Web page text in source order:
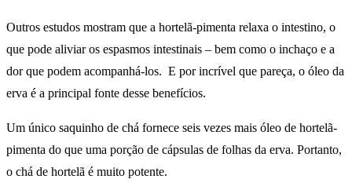
Outros estudos mostram que a hortelã-pimenta relaxa o intestino, o
que pode aliviar os espasmos intestinais – bem como o inchaço e a
dor que podem acompanhá-los. E por incrível que pareça, o óleo da
erva é a principal fonte desse benefícios.
Um único saquinho de chá fornece seis vezes mais óleo de hortelã-
pimenta do que uma porção de cápsulas de folhas da erva. Portanto,
o chá de hortelã é muito potente.